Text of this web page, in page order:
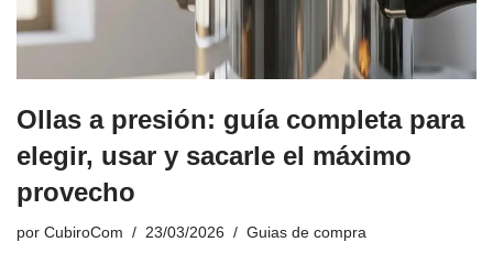
Ollas a presión: guía completa para
elegir, usar y sacarle el máximo
provecho
por CubiroCom 23/03/2026 Guias de compra